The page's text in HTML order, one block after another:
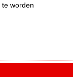
worden